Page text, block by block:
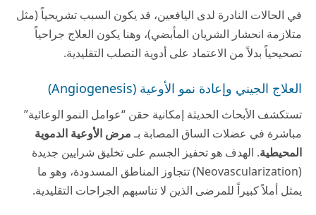
في الحالات النادرة لدى اليافعين، قد يكون السبب تشريحياً (مثل
متلازمة انحشار الشريان المأبضي)، وهنا يكون العلاج جراحياً
تصحيحياً بدلاً من الاعتماد على أدوية التصلب التقليدية.
العلاج الجيني وإعادة نمو الأوعية (Angiogenesis)
تستكشف الأبحاث الحديثة إمكانية حقن “عوامل النمو الوعائية”
مباشرة في عضلات الساق المصابة بـمرض الأوعية الدموية
المحيطية. الهدف هو تحفيز الجسم على تخليق شرايين جديدة
(Neovascularization) تتجاوز المناطق المسدودة، وهو ما
يمثل أملاً كبيراً للمرضى الذين لا تناسبهم الجراحات التقليدية.